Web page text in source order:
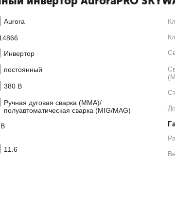
Aurora
Инвертор
постоянный
380 В
Ручная дуговая сварка (MMA)/
полуавтоматическая сварка (MIG/MAG)
11.6